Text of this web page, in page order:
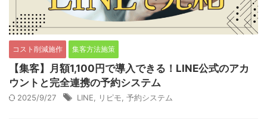
コスト削減施作 集客方法施策
【集客】月額1,100円で導入できる！LINE公式のアカ
ウントと完全連携の予約システム
2025/9/27 LINE リピモ 予約システム